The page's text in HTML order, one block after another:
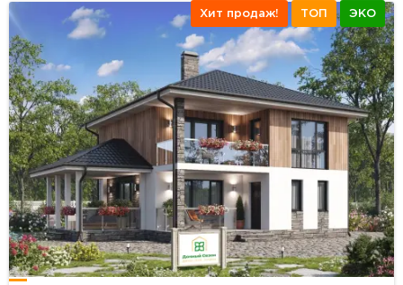
Хит продаж! ТОП ЭКО